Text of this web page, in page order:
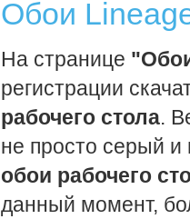
Обои
На странице
регистрации
рабочего стола.
не просто серый
обои рабочего
данный момент,